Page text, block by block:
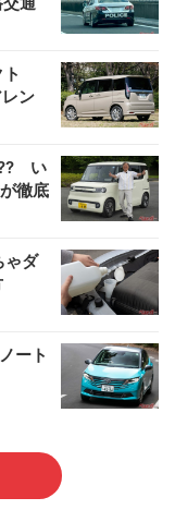
ン
?? い
徹底
ゃダ
ート